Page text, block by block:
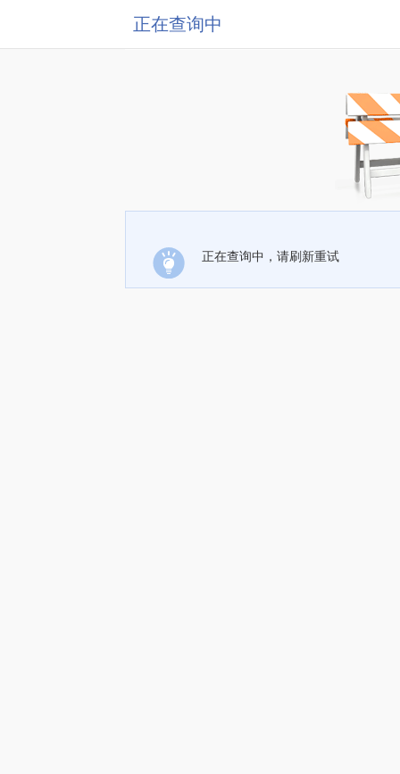
正在查询中
正在查询中，请刷新重试